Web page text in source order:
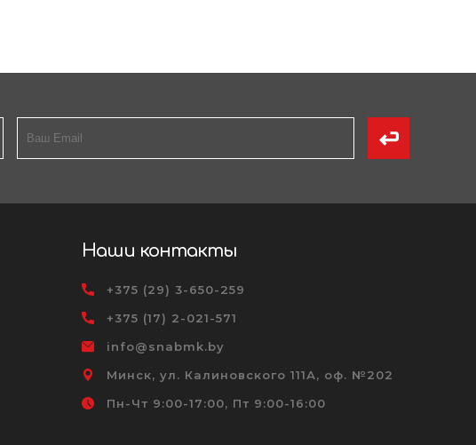
Наши контакты
+375 (29) 3-650-259
+375 (17) 2-021-571
info@snabmk.by
Минск, ул. Калиновского 111А, оф. №202
Пн-Чт 9:00-17:00, Пт 9:00-16:00